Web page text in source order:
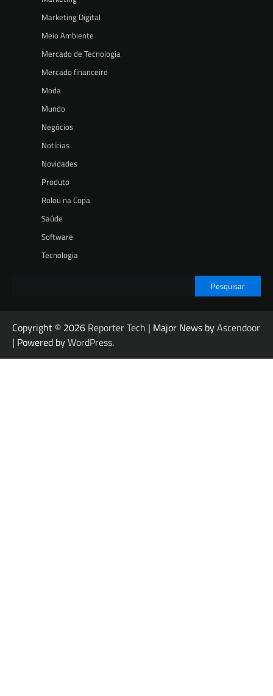
Marketing Digital
Meio Ambiente
Mercado de Tecnologia
Mercado financeiro
Moda
Mundo
Negócios
Notícias
Novidades
Produto
Rolou na Copa
Saúde
Software
Tecnologia
Pesquisar
Copyright © 2026 Reporter Tech | Major News byAscendoor
| Powered byWordPress.